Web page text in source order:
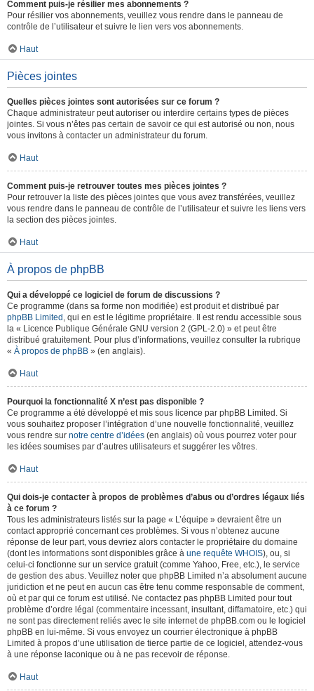
Comment puis-je résilier mes abonnements ?
Pour résilier vos abonnements, veuillez vous rendre dans le panneau de
contrôle de l’utilisateur et suivre le lien vers vos abonnements.
Haut
Pièces jointes
Quelles pièces jointes sont autorisées sur ce forum ?
Chaque administrateur peut autoriser ou interdire certains types de pièces
jointes. Si vous n’êtes pas certain de savoir ce qui est autorisé ou non, nous
vous invitons à contacter un administrateur du forum.
Haut
Comment puis-je retrouver toutes mes pièces jointes ?
Pour retrouver la liste des pièces jointes que vous avez transférées, veuillez
vous rendre dans le panneau de contrôle de l’utilisateur et suivre les liens vers
la section des pièces jointes.
Haut
À propos de phpBB
Qui a développé ce logiciel de forum de discussions ?
Ce programme (dans sa forme non modifiée) est produit et distribué par
phpBB Limited , qui en est le légitime propriétaire. Il est rendu accessible sous
la « Licence Publique Générale GNU version 2 (GPL-2.0) » et peut être
distribué gratuitement. Pour plus d’informations, veuillez consulter la rubrique
« À propos de phpBB » (en anglais).
Haut
Pourquoi la fonctionnalité X n’est pas disponible ?
Ce programme a été développé et mis sous licence par phpBB Limited. Si
vous souhaitez proposer l’intégration d’une nouvelle fonctionnalité, veuillez
vous rendre sur notre centre d’idées (en anglais) où vous pourrez voter pour
les idées soumises par d’autres utilisateurs et suggérer les vôtres.
Haut
Qui dois-je contacter à propos de problèmes d’abus ou d’ordres légaux liés
à ce forum ?
Tous les administrateurs listés sur la page « L’équipe » devraient être un
contact approprié concernant ces problèmes. Si vous n’obtenez aucune
réponse de leur part, vous devriez alors contacter le propriétaire du domaine
(dont les informations sont disponibles grâce à une requête WHOIS), ou, si
celui-ci fonctionne sur un service gratuit (comme Yahoo, Free, etc.), le service
de gestion des abus. Veuillez noter que phpBB Limited n’a absolument aucune
juridiction et ne peut en aucun cas être tenu comme responsable de comment,
où et par qui ce forum est utilisé. Ne contactez pas phpBB Limited pour tout
problème d’ordre légal (commentaire incessant, insultant, diffamatoire, etc.) qui
ne sont pas directement reliés avec le site internet de phpBB.com ou le logiciel
phpBB en lui-même. Si vous envoyez un courrier électronique à phpBB
Limited à propos d’une utilisation de tierce partie de ce logiciel, attendez-vous
à une réponse laconique ou à ne pas recevoir de réponse.
Haut